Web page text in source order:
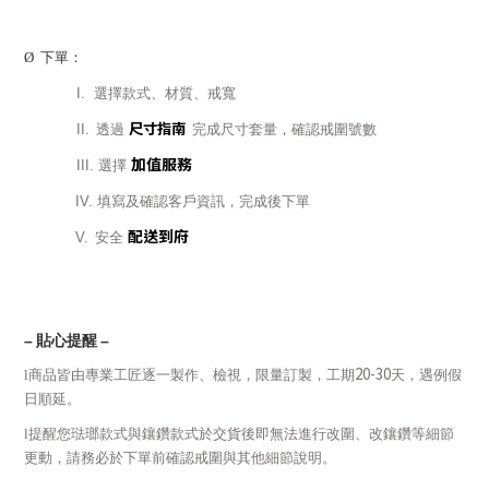
Ø 下單：
I. 選擇款式、材質、戒寬
II. 透過 尺寸指南 完成尺寸套量，確認戒圍號數
III. 選擇 加值服務
IV. 填寫及確認客戶資訊，完成後下單
V. 安全配送到府
– 貼心提醒–
l商品皆由專業工匠逐一製作、檢視，限量訂製，工期20-30天，遇例假
日順延。
l提醒您琺瑯款式與鑲鑽款式於交貨後即無法進行改圍、改鑲鑽等細節
更動，請務必於下單前確認戒圍與其他細節說明。